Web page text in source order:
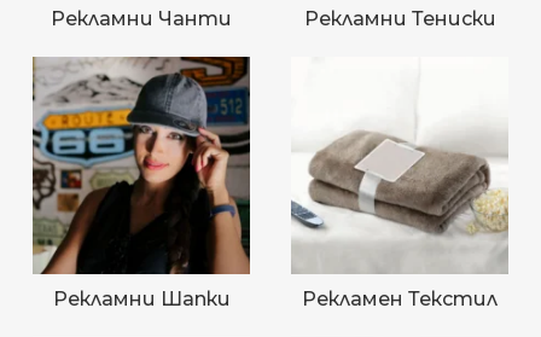
Рекламни Чанти Рекламни Тениски
Рекламни Шапки Рекламен Текстил